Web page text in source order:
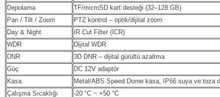
Depolama
TF/microSD kart desteği (32–128 GB)
Pan / Tilt / Zoom
PTZ kontrol – optik/dijital zoom
Day & Night
IR Cut Filter (ICR)
WDR
Dijital WDR
DNR
3D DNR – dijital gürültü azaltma
Güç
DC 12V adaptör
Kasa
Metal/ABS Speed Dome kasa, IP66 suya ve toza
Çalışma Sıcaklığı
-20 °C ~ +50 °C